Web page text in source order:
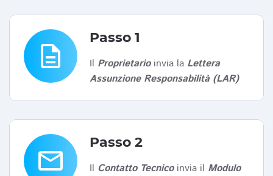
description
Passo 1
Il Proprietarioinvia la Lettera
Assunzione Responsabilità (LAR)
email
Passo 2
Il Contatto Tecnicoinvia il Modulo